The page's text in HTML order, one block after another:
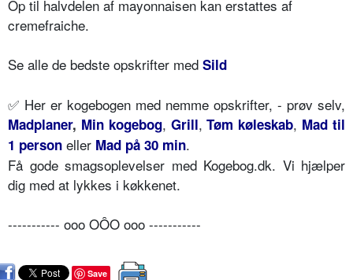
Op til halvdelen af mayonnaisen kan erstattes af
cremefraiche.
Se alle de bedste opskrifter med Sild
✅ Her er kogebogen med nemme opskrifter, - prøv selv,
Madplaner, Min kogebog, Grill,Tøm køleskab, Mad til
1 person eller Mad på 30 min.
Få gode smagsoplevelser med Kogebog.dk. Vi hjælper
dig med at lykkes i køkkenet.
----------- ooo OÔO ooo -----------
Save